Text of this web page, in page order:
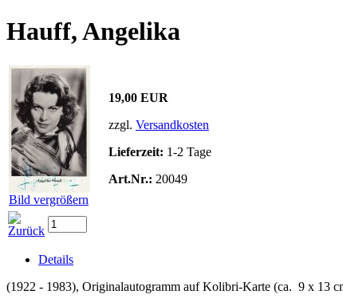
Hauff, Angelika
Bild vergrößern
19,00 EUR
zzgl. Versandkosten
Lieferzeit: 1-2 Tage
Art.Nr.: 20049
Details
(1922 - 1983), Originalautogramm auf Kolibri-Karte (ca. 9 x 13